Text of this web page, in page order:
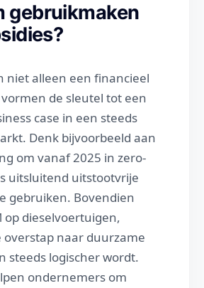
gebruikmaken
niet alleen een financieel
de sleutel tot een
case in een steeds
Denk bijvoorbeeld aan
om vanaf 2025 in zero-
uitsluitend uitstootvrije
gebruiken. Bovendien
op dieselvoertuigen,
overstap naar duurzame
steeds logischer wordt.
ondernemers om